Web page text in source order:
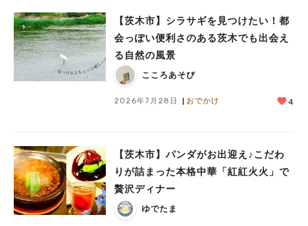
【茨木市】シラサギを見つけたい！都
会っぽい便利さのある茨木でも出会え
る自然の風景
こころあそび
2026年7月28日 おでかけ 4
【茨木市】パンダがお出迎え♪こだわ
りが詰まった本格中華「紅紅火火」で
贅沢ディナー
ゆでたま
人気のキーワード
#今週どこいく？ #自然とふれあう#ランチ
#教えたい／教えて投稿記事 #大阪学院大 商品開発プロジェクト